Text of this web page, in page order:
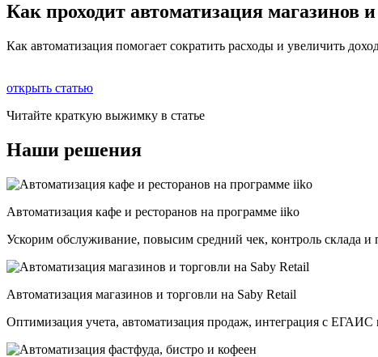
Как проходит автоматизация магазинов
Как автоматизация помогает сократить расходы и увеличить
открыть статью
Читайте краткую выжимку в статье
Наши решения
Автоматизация кафе и ресторанов на программе iiko
Ускорим обслуживание, повысим средний чек, контроль склада и
Автоматизация магазинов и торговли на Saby Retail
Оптимизация учета, автоматизация продаж, интеграция с ЕГАИС